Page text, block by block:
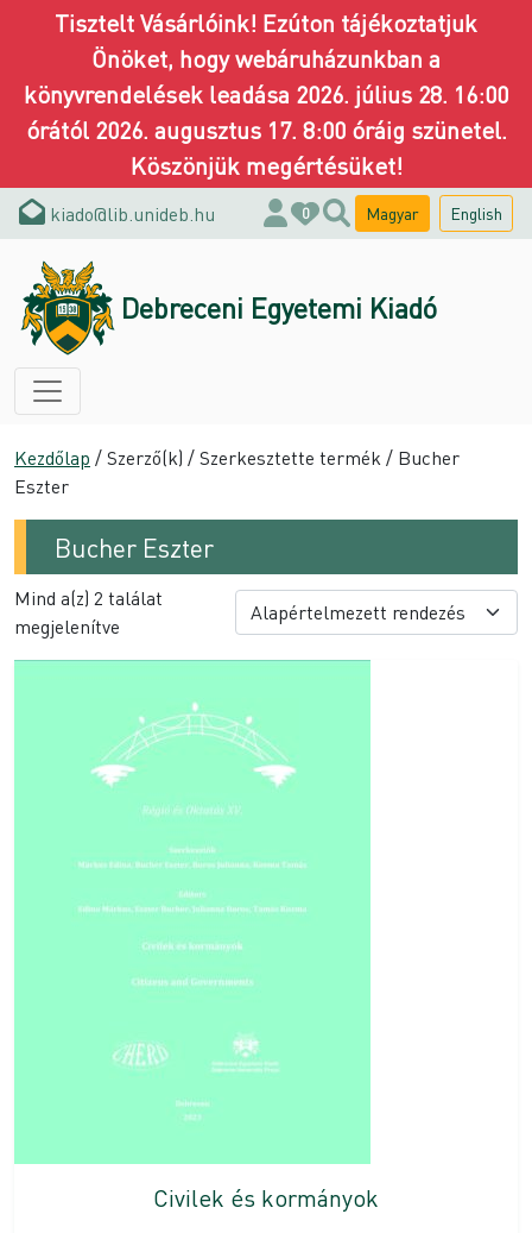
Tisztelt Vásárlóink! Ezúton tájékoztatjuk
Önöket, hogy webáruházunkban a
könyvrendelések leadása 2026. július 28. 16:00
órától 2026. augusztus 17. 8:00 óráig szünetel.
Köszönjük megértésüket!
kiado@lib.unideb.hu 0 Magyar English
Debreceni Egyetemi Kiadó
Kezdőlap / Szerző(k) / Szerkesztette termék / Bucher
Eszter
Bucher Eszter
Mind a(z) 2 találat
megjelenítve
Civilek és kormányok